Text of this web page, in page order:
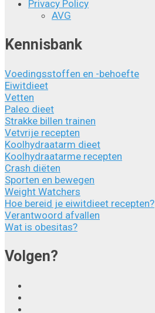
Privacy Policy
AVG
Kennisbank
Voedingsstoffen en -behoefte
Eiwitdieet
Vetten
Paleo dieet
Strakke billen trainen
Vetvrije recepten
Koolhydraatarm dieet
Koolhydraatarme recepten
Crash diëten
Sporten en bewegen
Weight Watchers
Hoe bereid je eiwitdieet recepten?
Verantwoord afvallen
Wat is obesitas?
Volgen?